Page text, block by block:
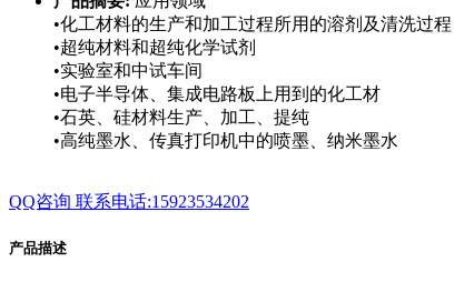
•化工材料的生产和加工过程所用的溶剂及清洗过程
•超纯材料和超纯化学试剂
•实验室和中试车间
•电子半导体、集成电路板上用到的化工材
•石英、硅材料生产、加工、提纯
•高纯墨水、传真打印机中的喷墨、纳米墨水
QQ咨询 联系电话:15923534202
产品描述